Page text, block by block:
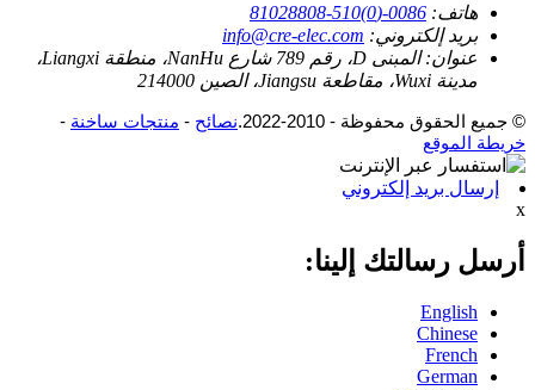
هاتف: 0086-(0)510-81028808
بريد إلكتروني: info@cre-elec.com
عنوان:
المبنى D، رقم 789 شارع NanHu، منطقة Liangxi،
مدينة Wuxi، مقاطعة Jiangsu، الصين 214000
© جميع الحقوق محفوظة - 2010-2022.
نصائح - منتجات ساخنة -
خريطة الموقع
إرسال بريد إلكتروني
x
أرسل رسالتك إلينا:
English
Chinese
French
German